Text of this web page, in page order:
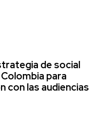
de social
para
con las audiencias